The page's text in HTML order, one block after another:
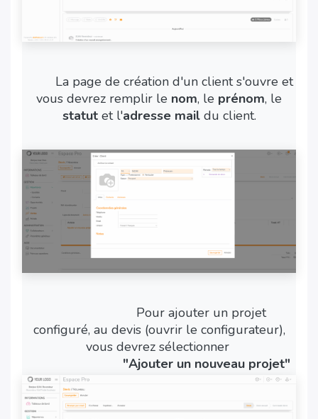
​La page de création d'un client s'ouvre et
vous devrez remplir le nom, le prénom, le
statutet l'adresse maildu client.
​Pour ajouter un projet
configuré, au devis (ouvrir le configurateur),
vous devrez sélectionner
​"Ajouter un nouveau projet"